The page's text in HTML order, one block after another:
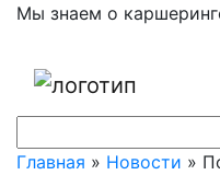
Мы знаем о
Главная » Новости »